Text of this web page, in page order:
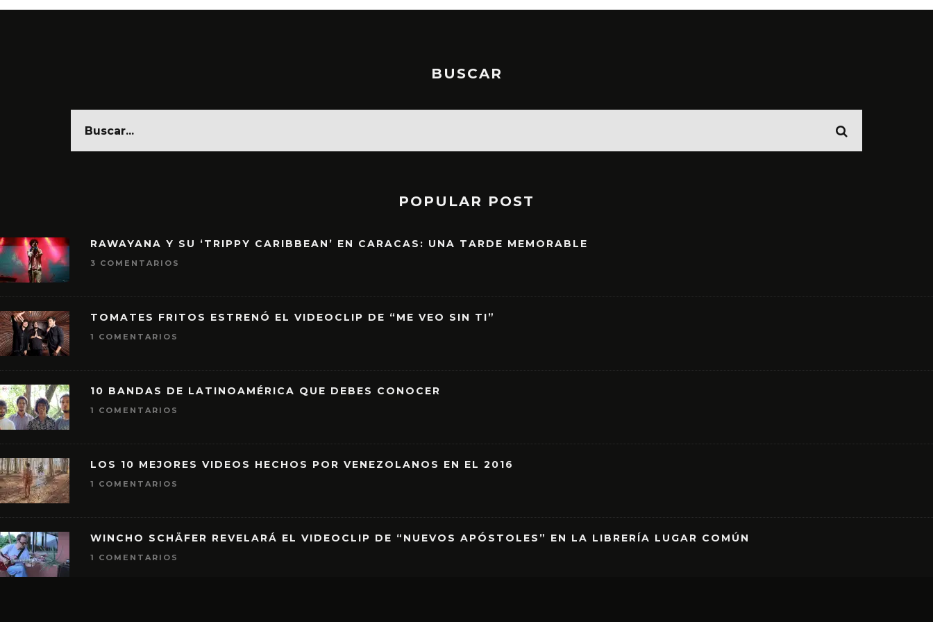
BUSCAR
POPULAR POST
RAWAYANA Y SU ‘TRIPPY CARIBBEAN’ EN CARACAS: UNA TARDE MEMORABLE
3 COMENTARIOS
TOMATES FRITOS ESTRENÓ EL VIDEOCLIP DE “ME VEO SIN TI”
1 COMENTARIOS
10 BANDAS DE LATINOAMÉRICA QUE DEBES CONOCER
1 COMENTARIOS
LOS 10 MEJORES VIDEOS HECHOS POR VENEZOLANOS EN EL 2016
1 COMENTARIOS
WINCHO SCHÄFER REVELARÁ EL VIDEOCLIP DE “NUEVOS APÓSTOLES” EN LA LIBRERÍA LUGAR COMÚN
1 COMENTARIOS